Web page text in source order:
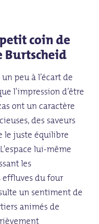
coin de
Burtscheid
peu à l’écart de
l’impression d’être
ont un caractère
des saveurs
le juste équilibre
lui-même
les
effluves du four
un sentiment de
animés de